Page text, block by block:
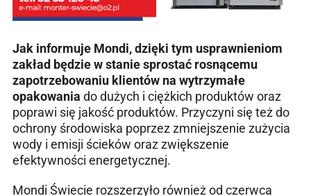
Jak informuje Mondi, dzięki tym usprawnieniom
zakład będzie w stanie sprostać rosnącemu
zapotrzebowaniu klientów na wytrzymałe
opakowania do dużych i ciężkich produktów oraz
poprawi się jakość produktów. Przyczyni się też do
ochrony środowiska poprzez zmniejszenie zużycia
wody i emisji ścieków oraz zwiększenie
efektywności energetycznej.
Mondi Świecie rozszerzyło również od czerwca